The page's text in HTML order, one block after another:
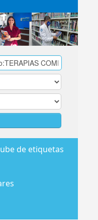
de etiquetas